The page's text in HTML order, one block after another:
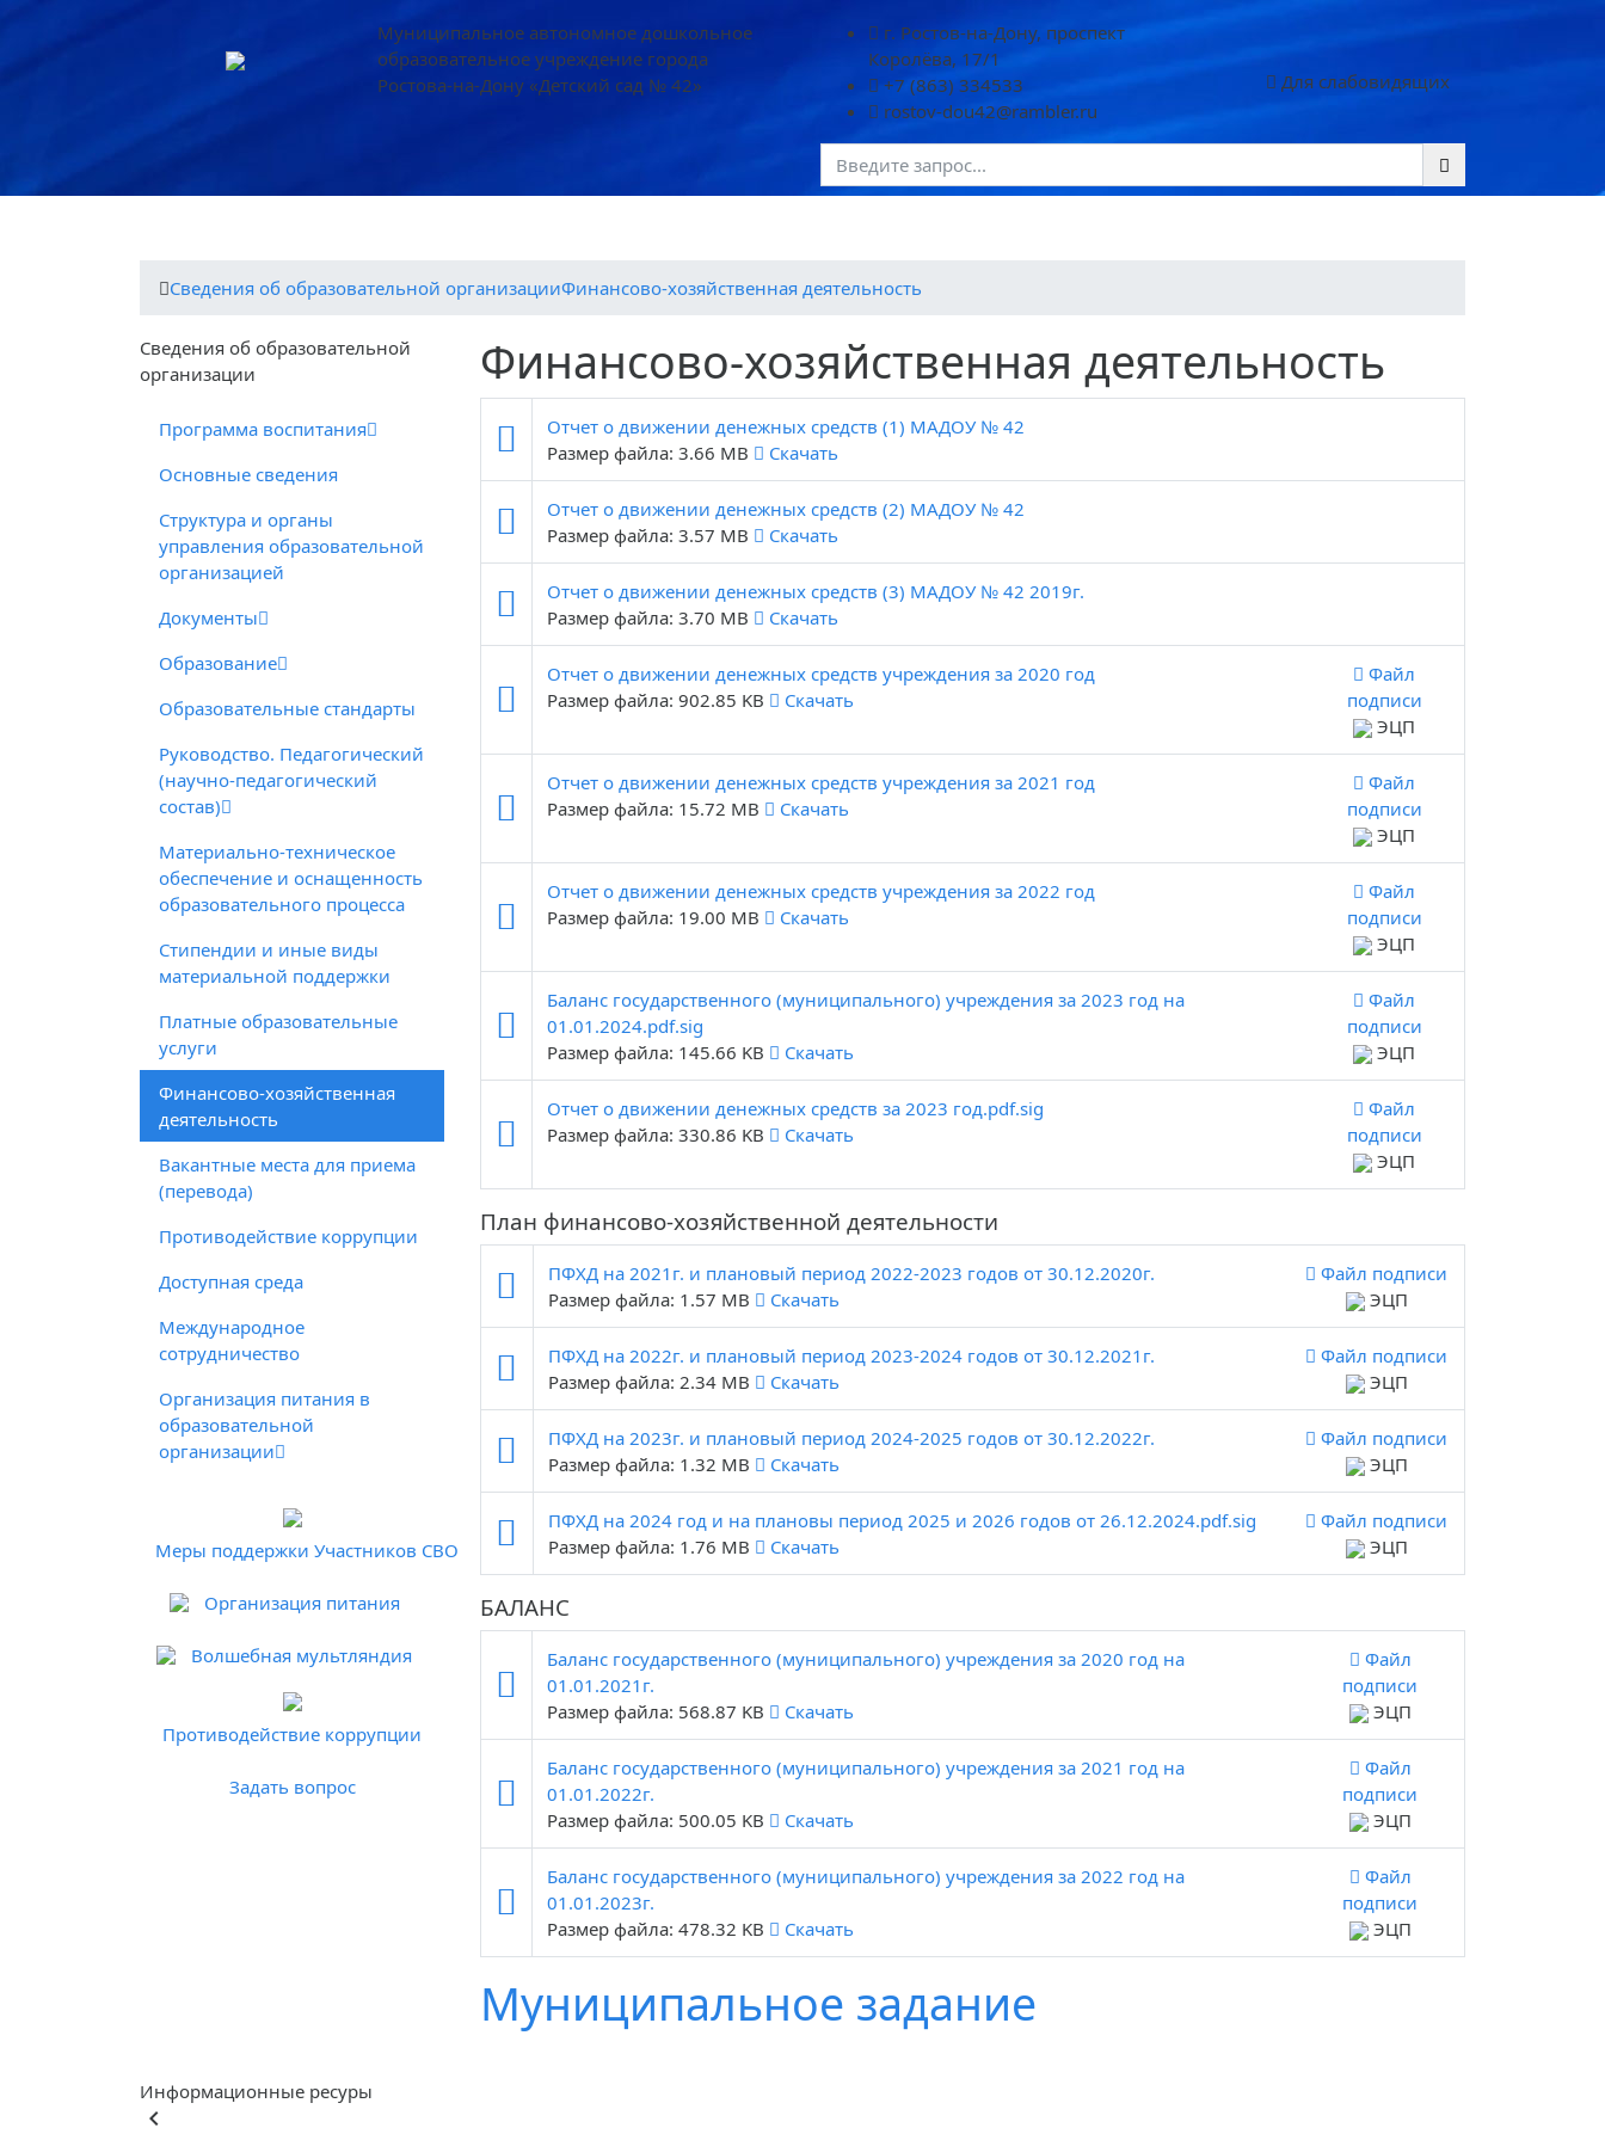
Муниципальное автономное дошкольное
образовательное учреждение города
Ростова-на-Дону «Детский сад № 42»
г. Ростов-на-Дону, проспект
Королёва, 17/1
+7 (863) 334533
rostov-dou42@rambler.ru
Для слабовидящих
Cведения об образовательной организацииФинансово-хозяйственная деятельность
Cведения об образовательной
организации
Программа воспитания
Основные сведения
Структура и органы
управления образовательной
организацией
Документы
Образование
Образовательные стандарты
Руководство. Педагогический
(научно-педагогический
состав)
Материально-техническое
обеспечение и оснащенность
образовательного процесса
Стипендии и иные виды
материальной поддержки
Платные образовательные
услуги
Финансово-хозяйственная
деятельность
Вакантные места для приема
(перевода)
Противодействие коррупции
Доступная среда
Международное
сотрудничество
Организация питания в
образовательной
организации
Меры поддержки Участников СВО
Организация питания
Волшебная мультляндия
Противодействие коррупции
Задать вопрос
Финансово-хозяйственная деятельность
Отчет о движении денежных средств (1) МАДОУ № 42
Размер файла: 3.66 MB
Скачать
Отчет о движении денежных средств (2) МАДОУ № 42
Размер файла: 3.57 MB
Скачать
Отчет о движении денежных средств (3) МАДОУ № 42 2019г.
Размер файла: 3.70 MB
Скачать
Отчет о движении денежных средств учреждения за 2020 год
Размер файла: 902.85 KB
Скачать
Файл
подписи
ЭЦП
Отчет о движении денежных средств учреждения за 2021 год
Размер файла: 15.72 MB
Скачать
Файл
подписи
ЭЦП
Отчет о движении денежных средств учреждения за 2022 год
Размер файла: 19.00 MB
Скачать
Файл
подписи
ЭЦП
Баланс государственного (муниципального) учреждения за 2023 год на
01.01.2024.pdf.sig
Размер файла: 145.66 KB
Скачать
Файл
подписи
ЭЦП
Отчет о движении денежных средств за 2023 год.pdf.sig
Размер файла: 330.86 KB
Скачать
Файл
подписи
ЭЦП
План финансово-хозяйственной деятельности
ПФХД на 2021г. и плановый период 2022-2023 годов от 30.12.2020г.
Размер файла: 1.57 MB
Скачать
Файл подписи
ЭЦП
ПФХД на 2022г. и плановый период 2023-2024 годов от 30.12.2021г.
Размер файла: 2.34 MB
Скачать
Файл подписи
ЭЦП
ПФХД на 2023г. и плановый период 2024-2025 годов от 30.12.2022г.
Размер файла: 1.32 MB
Скачать
Файл подписи
ЭЦП
ПФХД на 2024 год и на плановы период 2025 и 2026 годов от 26.12.2024.pdf.sig
Размер файла: 1.76 MB
Скачать
Файл подписи
ЭЦП
БАЛАНС
Баланс государственного (муниципального) учреждения за 2020 год на
01.01.2021г.
Размер файла: 568.87 KB
Скачать
Файл
подписи
ЭЦП
Баланс государственного (муниципального) учреждения за 2021 год на
01.01.2022г.
Размер файла: 500.05 KB
Скачать
Файл
подписи
ЭЦП
Баланс государственного (муниципального) учреждения за 2022 год на
01.01.2023г.
Размер файла: 478.32 KB
Скачать
Файл
подписи
ЭЦП
Муниципальное задание
Информационные ресуры
keyboard_arrow_left